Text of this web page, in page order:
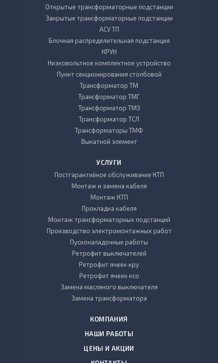
Открытые трансформаторные подстанции
Закрытые трансформаторные подстанции
АСУ ТП
Блочная распределительная подстанция
КРУН
Низковольтное комплектное устройство
Пункт секционирования столбовой
Трансформатор ТМ
Трансформатор ТМГ
Трансформатор ТМЗ
Трансформатор ТСЛ
Трансформаторы ТМФ
Выкатной элемент
УСЛУГИ
Постгарантийное обслуживание КТП
Монтаж и замена кабеля
Монтаж КТП
Прокладка кабеля
Монтаж трансформаторных подстанций
Производство электромонтажных работ
Пусконаладочные работы
Ретрофит выключателей
Ретрофит ячеек кру
Ретрофит ячеек ксо
Замена масляного выключателя
Замена трансформатора
КОМПАНИЯ
НАШИ РАБОТЫ
ЦЕНЫ И АКЦИИ